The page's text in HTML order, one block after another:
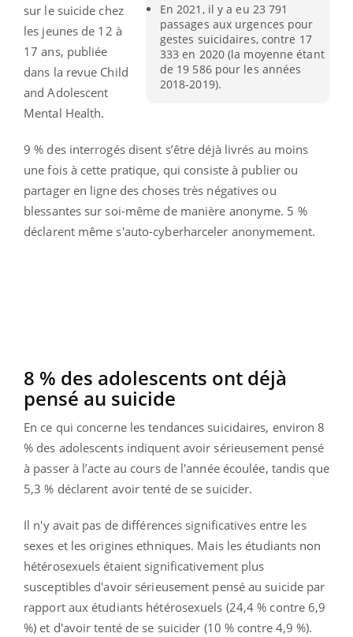
En 2021, il y a eu 23 791
passages aux urgences pour
gestes suicidaires, contre 17
333 en 2020 (la moyenne étant
de 19 586 pour les années
2018-2019).
sur le suicide chez
les jeunes de 12 à
17 ans, publiée
dans la revue Child
and Adolescent
Mental Health.
9 % des interrogés disent s’être déjà livrés au moins
une fois à cette pratique, qui consiste à publier ou
partager en ligne des choses très négatives ou
blessantes sur soi-même de manière anonyme. 5 %
déclarent même s'auto-cyberharceler anonymement.
8 % des adolescents ont déjà
pensé au suicide
En ce qui concerne les tendances suicidaires, environ 8
% des adolescents indiquent avoir sérieusement pensé
à passer à l’acte au cours de l'année écoulée, tandis que
5,3 % déclarent avoir tenté de se suicider.
Il n'y avait pas de différences significatives entre les
sexes et les origines ethniques. Mais les étudiants non
hétérosexuels étaient significativement plus
susceptibles d'avoir sérieusement pensé au suicide par
rapport aux étudiants hétérosexuels (24,4 % contre 6,9 ​​
%) et d'avoir tenté de se suicider (10 % contre 4,9 %).